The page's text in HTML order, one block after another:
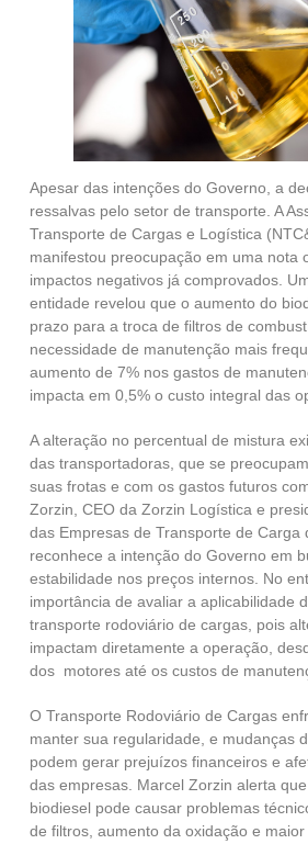
Apesar das intenções do Governo, a
ressalvas pelo setor de transporte. A
Transporte de Cargas e Logística
manifestou preocupação em uma nota
impactos negativos já comprovados.
entidade revelou que o aumento do
prazo para a troca de filtros de
necessidade de manutenção mais
aumento de 7% nos gastos de
impacta em 0,5% o custo integral das
A alteração no percentual de mistura
das transportadoras, que se
suas frotas e com os gastos futuros
Zorzin, CEO da Zorzin Logística e
das Empresas de Transporte de Carga
reconhece a intenção do Governo em
estabilidade nos preços internos. No
importância de avaliar a aplicabilidade
transporte rodoviário de cargas, pois
impactam diretamente a operação,
dos motores até os custos de
O Transporte Rodoviário de Cargas
manter sua regularidade, e mudanças
podem gerar prejuízos financeiros e
das empresas. Marcel Zorzin alerta
biodiesel pode causar problemas
de filtros, aumento da oxidação e